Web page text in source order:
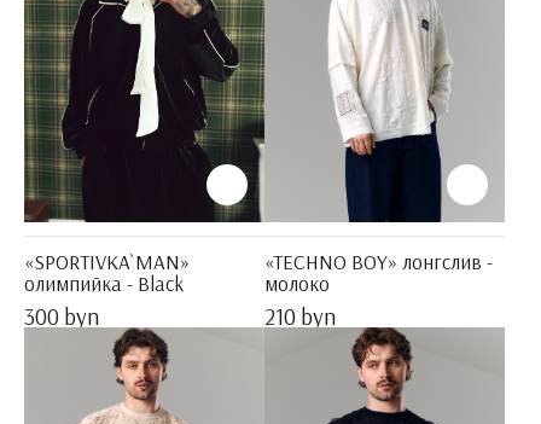
«SPORTIVKA`MAN»
олимпийка - Black
300 byn
«TECHNO BOY» лонгслив -
молоко
210 byn